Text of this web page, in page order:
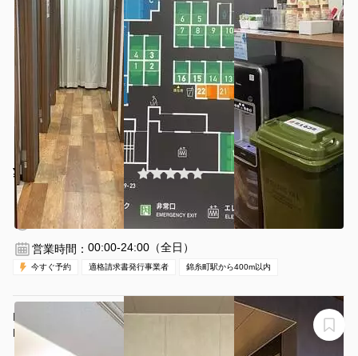
¥660 〜 ¥660 /時間
(0件)
錦糸町駅 徒歩3分東京都墨田区江東橋3-8-11
30分〜
営業時間： 00:00-24:00（全日）
今すぐ予約 適格請求書発行事業者 錦糸町駅から400m以内
HIRAI TERRACE LOUNGE with H1T OPENSPACE